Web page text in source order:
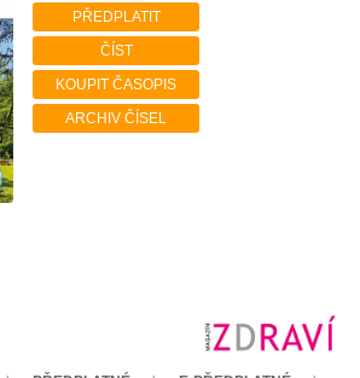
PŘEDPLATIT
ČÍST
KOUPIT ČASOPIS
ARCHIV ČÍSEL